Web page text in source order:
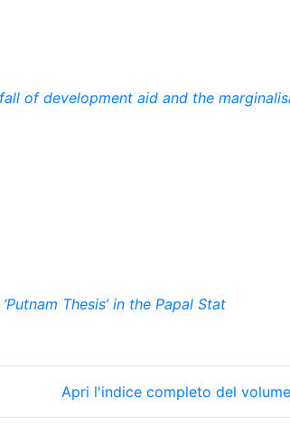
of development aid and the
Thesis’ in the Papal Stat
Apri l'indice completo del